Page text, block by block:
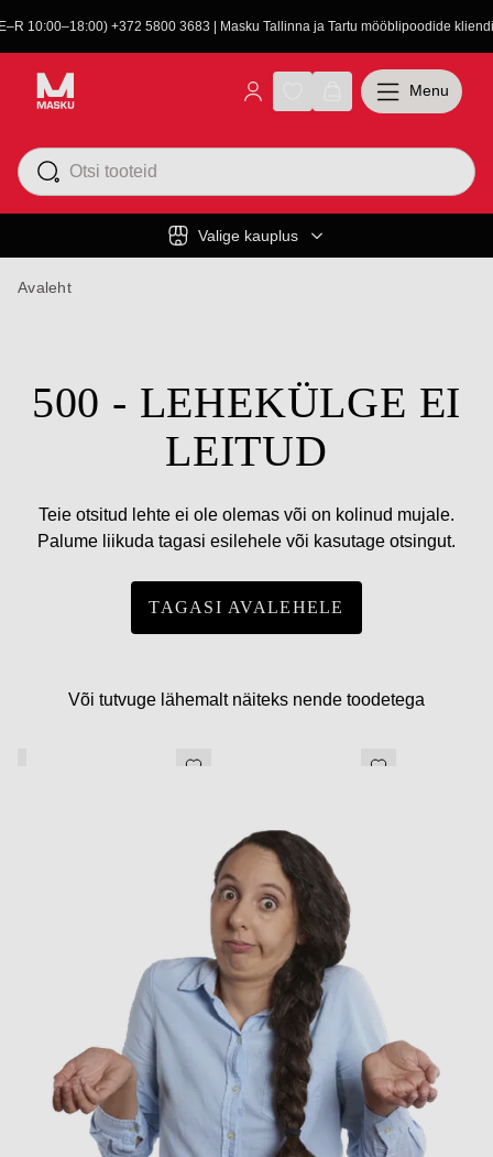
10:00–18:00) +372 5800 3683 | Masku Tallinna ja Tartu mööblipoodide
Valige kauplus
Menu
Avaleht
500 - LEHEKÜLGE EI
LEITUD
Teie otsitud lehte ei ole olemas või on kolinud mujale.
Palume liikuda tagasi esilehele või kasutage otsingut.
TAGASI AVALEHELE
Või tutvuge lähemalt näiteks nende toodetega